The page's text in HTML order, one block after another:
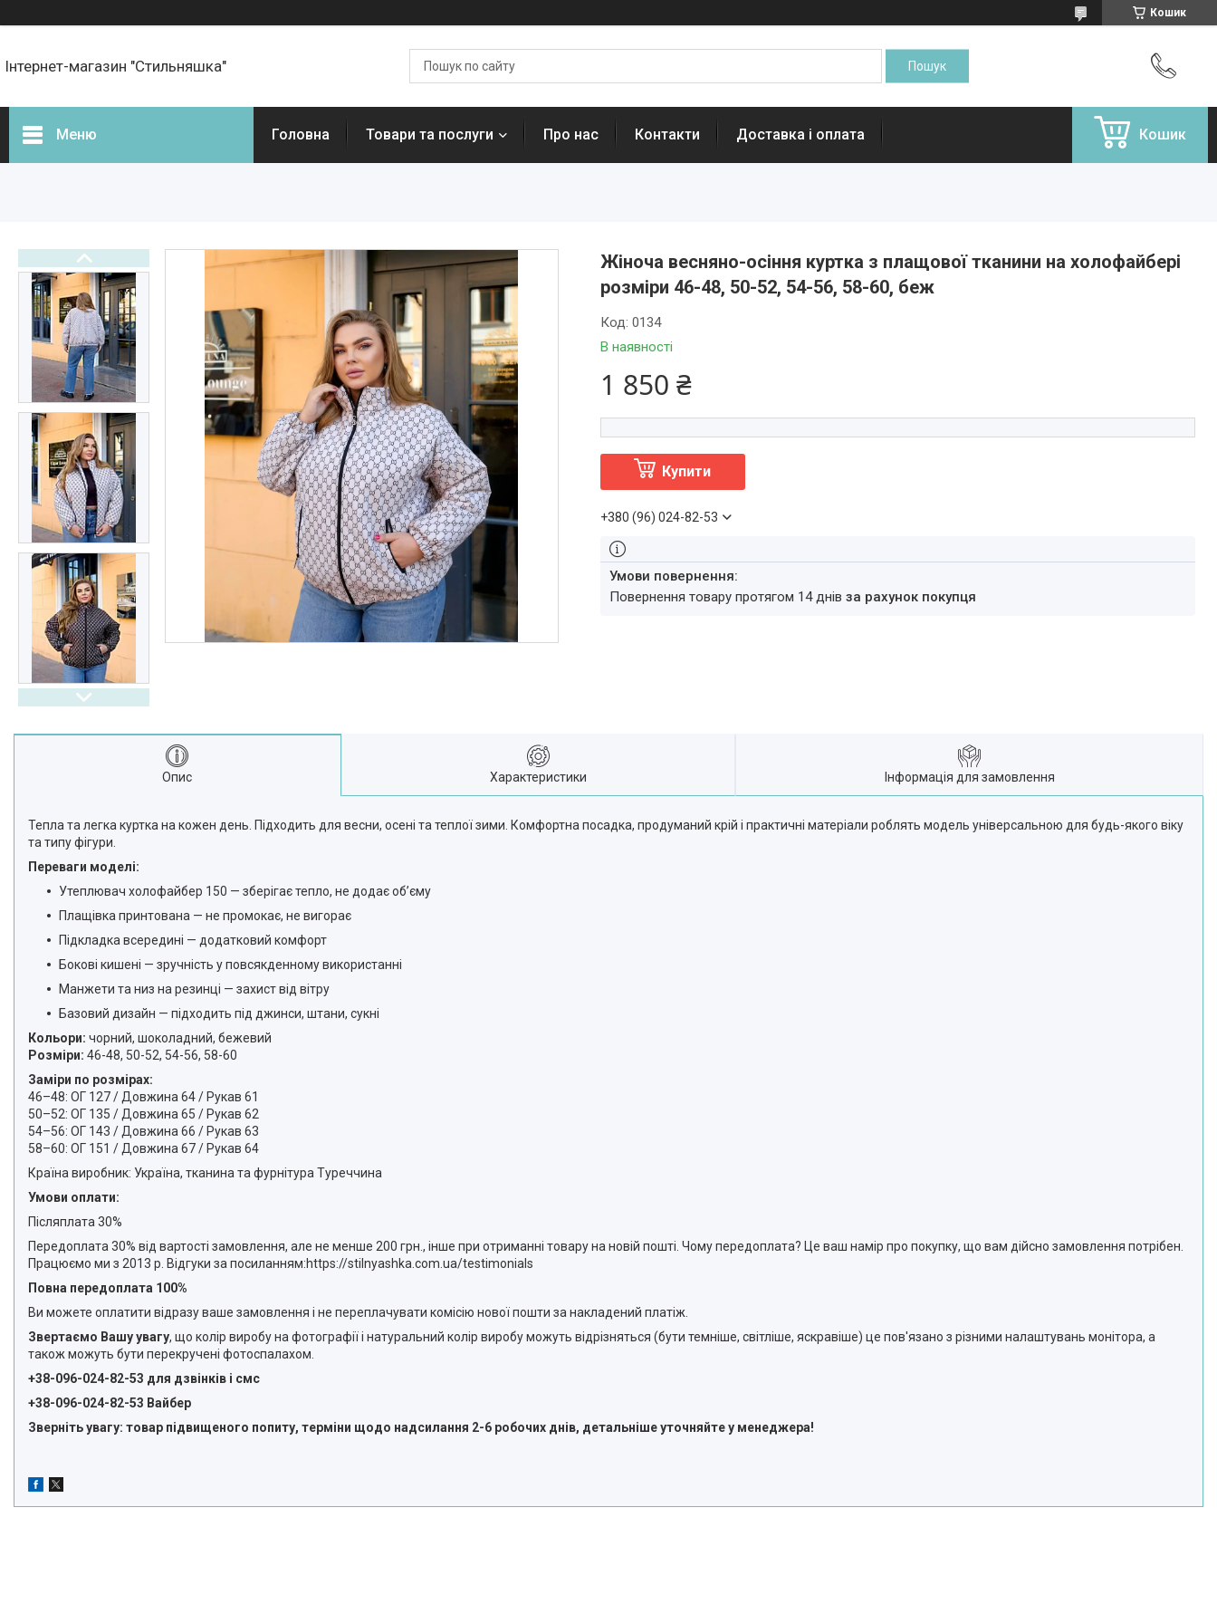
Кошик
Інтернет-магазин "Стильняшка"
Меню
Новини
Статті
Презентації та документи
Онлайн оплата
Про нас
Выдгуки
Часто задавані питання
Доставка і оплата
Головна Товари та послуги Про нас Контакти Доставка і оплата Кошик
Жіноча весняно-осіння куртка з плащової тканини на холофайбері
розміри 46-48, 50-52, 54-56, 58-60, беж
В наявності
Код: 0134
1 850 ₴
Купити
+380 (96) 024-82-53
повернення товару протягом 14 днів за рахунок покупця
Опис Характеристики Інформація для замовлення
Тепла та легка куртка на кожен день. Підходить для весни, осені та теплої зими. Комфортна посадка, продуманий крій і практичні матеріали роблять модель універсальною для будь-якого віку
та типу фігури.
Переваги моделі:
Утеплювач холофайбер 150 — зберігає тепло, не додає об’єму
Плащівка принтована — не промокає, не вигорає
Підкладка всередині — додатковий комфорт
Бокові кишені — зручність у повсякденному використанні
Манжети та низ на резинці — захист від вітру
Базовий дизайн — підходить під джинси, штани, сукні
Кольори: чорний, шоколадний, бежевий
Розміри: 46-48, 50-52, 54-56, 58-60
Заміри по розмірах:
46–48: ОГ 127 / Довжина 64 / Рукав 61
50–52: ОГ 135 / Довжина 65 / Рукав 62
54–56: ОГ 143 / Довжина 66 / Рукав 63
58–60: ОГ 151 / Довжина 67 / Рукав 64
Країна виробник: Україна, тканина та фурнітура Туреччина
Умови оплати:
Післяплата 30%
Передоплата 30% від вартості замовлення, але не менше 200 грн., інше при отриманні товару на новій пошті. Чому передоплата? Це ваш намір про покупку, що вам дійсно замовлення потрібен.
Працюємо ми з 2013 р. Відгуки за посиланням:https://stilnyashka.com.ua/testimonials
Повна передоплата 100%
Ви можете оплатити відразу ваше замовлення і не переплачувати комісію нової пошти за накладений платіж.
Звертаємо Вашу увагу, що колір виробу на фотографії і натуральний колір виробу можуть відрізняться (бути темніше, світліше, яскравіше) це пов'язано з різними налаштувань монітора, а
також можуть бути перекручені фотоспалахом.
+38-096-024-82-53 для дзвінків і смс
+38-096-024-82-53 Вайбер
Зверніть увагу: товар підвищеного попиту, терміни щодо надсилання 2-6 робочих днів, детальніше уточняйте у менеджера!